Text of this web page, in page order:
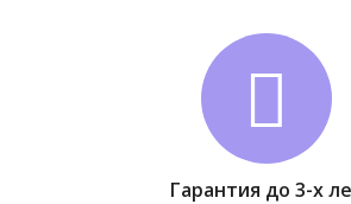
Гарантия до 3-х